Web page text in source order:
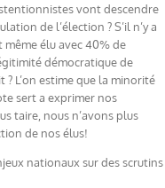
vont descendre
de l’élection ? S’il n’y a
élu avec 40% de
démocratique de
? L’on estime que la minorité
sert a exprimer nos
taire, nous n’avons plus
de nos élus!
nationaux sur des scrutins